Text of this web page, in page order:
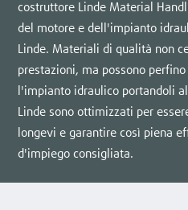
costruttore Linde Material
del motore e dell'impianto
Linde. Materiali di qualità non
prestazioni, ma possono
l'impianto idraulico portandoli
Linde sono ottimizzati per
longevi e garantire così piena
d'impiego consigliata.